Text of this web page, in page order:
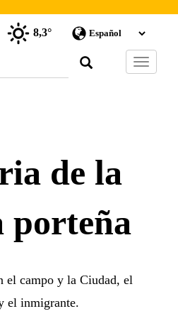
8,3°
Barra
de
de la
porteña
el campo y la Ciudad, el
el inmigrante.